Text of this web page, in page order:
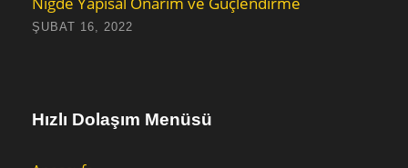
ŞUBAT 16, 2022
Hızlı Dolaşım Menüsü